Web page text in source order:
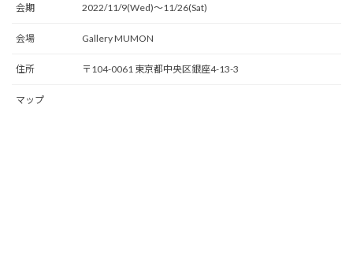
会期 2022/11/9(Wed)〜11/26(Sat)
会場 Gallery MUMON
住所 〒104-0061 東京都中央区銀座4-13-3
マップ